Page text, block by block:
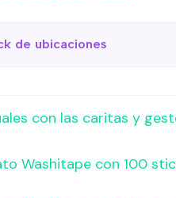
de ubicaciones
con las caritas y
Washitape con 100